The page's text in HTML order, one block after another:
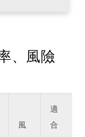
、風險
風
適
合